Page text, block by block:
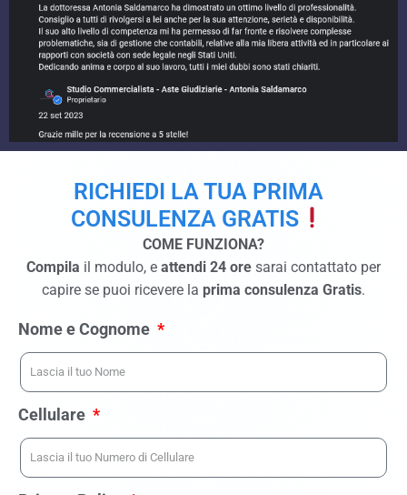
RICHIEDI LA TUA PRIMA
CONSULENZA GRATIS
COME FUNZIONA?
Compila il modulo, e attendi 24 ore sarai contattato per
capire se puoi ricevere la prima consulenza Gratis.
Nome e Cognome
Cellulare